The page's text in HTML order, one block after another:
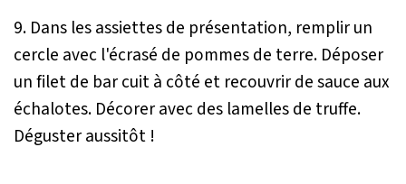
9. Dans les assiettes de présentation, remplir un
cercle avec l'écrasé de pommes de terre. Déposer
un filet de bar cuit à côté et recouvrir de sauce aux
échalotes. Décorer avec des lamelles de truffe.
Déguster aussitôt !